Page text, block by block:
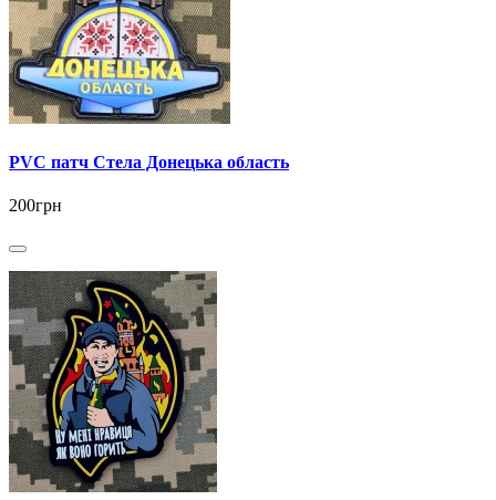
PVC патч Стела Донецька область
200грн